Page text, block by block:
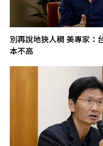
別再說地狹人稠 美專家：
本不高